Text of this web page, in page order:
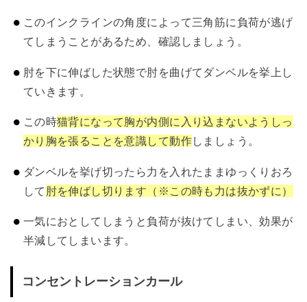
このインクラインの角度によって三角筋に負荷が逃げ
てしまうことがあるため、確認しましょう。
肘を下に伸ばした状態で肘を曲げてダンベルを挙上し
ていきます。
この時猫背になって胸が内側に入り込まないようしっ
かり胸を張ることを意識して動作しましょう。
ダンベルを挙げ切ったら力を入れたままゆっくりおろ
して 肘を伸ばし切ります（※この時も力は抜かずに）
一気におとしてしまうと負荷が抜けてしまい、効果が
半減してしまいます。
コンセントレーションカール